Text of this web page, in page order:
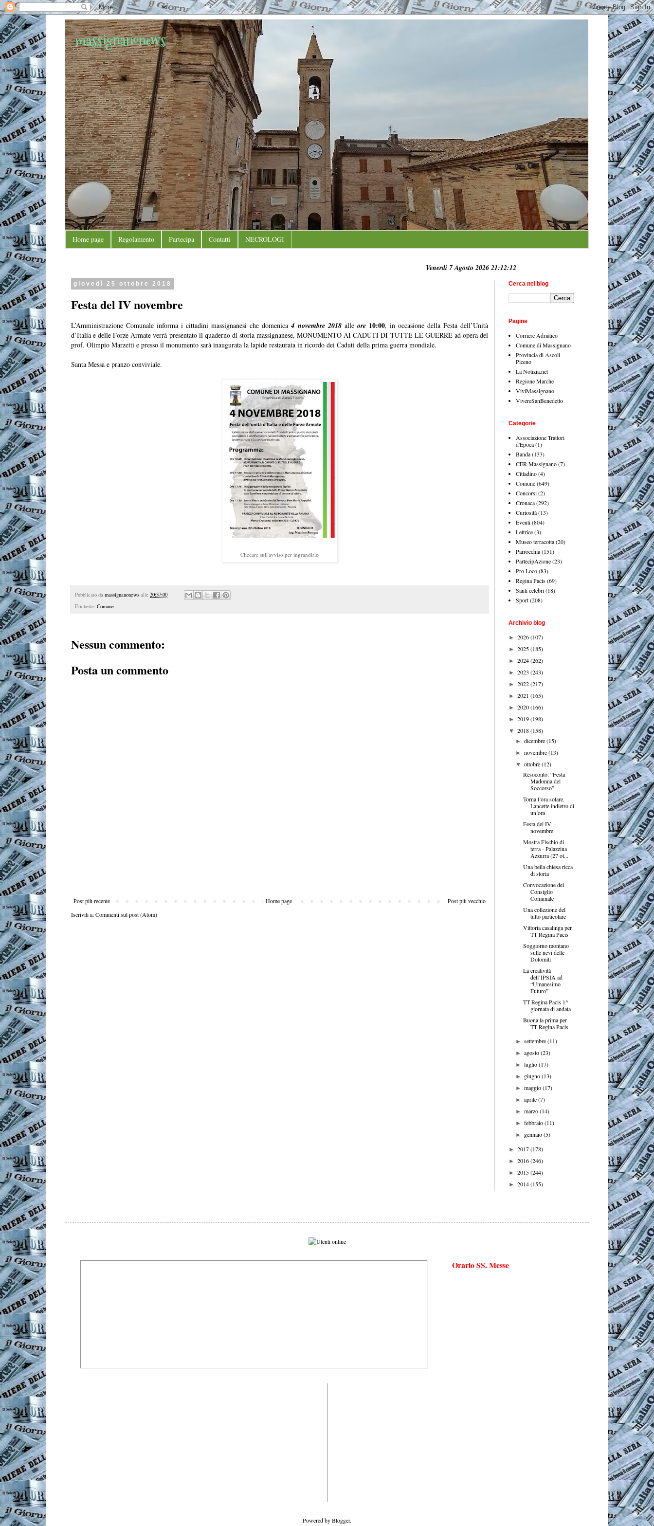
massignanonews
Home page Regolamento Partecipa Contatti NECROLOGI
Venerdì 7 Agosto 2026 21:12:13
giovedì 25 ottobre 2018
Festa del IV novembre
L’Amministrazione Comunale informa i cittadini massignanesi che domenica4 novembre 2018alle ore 10:00, in occasione della Festa dell’Unità
d’Italia e delle Forze Armate verrà presentato il quaderno di storia massignanese, MONUMENTO AI CADUTI DI TUTTE LE GUERRE ad opera del
prof. Olimpio Marzetti e presso il monumento sarà inaugurata la lapide restaurata in ricordo dei Caduti della prima guerra mondiale.
Santa Messa e pranzo conviviale.
Cliccare sull'avviso per ingrandirlo
Pubblicato da massignanonews alle 20:37:00
Etichette: Comune
Nessun commento:
Posta un commento
Post più recente Post più vecchio
Home page
Iscriviti a:Commenti sul post (Atom)
Cerca nel blog
Pagine
Corriere Adriatico
Comune di Massignano
Provincia di Ascoli
Piceno
La Notizia.net
Regione Marche
ViviMassignano
VivereSanBenedetto
Categorie
Associazione Trattori
d'Epoca(1)
Banda(133)
CER Massignano(7)
Cittadino(4)
Comune(649)
Concorsi(2)
Cronaca(292)
Curiosità(13)
Eventi(804)
Lettrice(3)
Museo terracotta(20)
Parrocchia(151)
PartecipAzione(23)
Pro Loco(83)
Regina Pacis(69)
Santi celebri(18)
Sport(208)
Archivio blog
► 2026(107)
► 2025(185)
► 2024(262)
► 2023 (243)
► 2022(217)
► 2021 (165)
► 2020(166)
► 2019(198)
▼ 2018(158)
►dicembre(15)
►novembre(13)
▼ottobre(12)
Resoconto: “Festa
Madonna del
Soccorso”
Torna l’ora solare.
Lancette indietro di
un’ora
Festa del IV
novembre
Mostra Fischio di
terra - Palazzina
Azzurra (27 ot...
Una bella chiesa ricca
di storia
Convocazione del
Consiglio
Comunale
Una collezione del
tutto particolare
Vittoria casalinga per
TT Regina Pacis
Soggiorno montano
sulle nevi delle
Dolomiti
La creatività
dell’IPSIA ad
“Umanesimo
Futuro”
TT Regina Pacis 1^
giornata di andata
Buona la prima per
TT Regina Pacis
►settembre(11)
►agosto(23)
►luglio(17)
► giugno(13)
►maggio(17)
►aprile(7)
►marzo(14)
►febbraio(11)
► gennaio(5)
► 2017(178)
► 2016(246)
► 2015(244)
► 2014(155)
Orario SS. Messe
Powered byBlogger.